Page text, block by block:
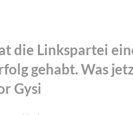
die Linkspartei
gehabt. Was
Gysi